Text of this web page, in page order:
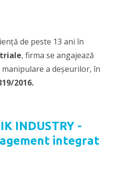
de peste 13 ani în
, firma se angajează
a deşeurilor, în
2016.
INDUSTRY -
integrat